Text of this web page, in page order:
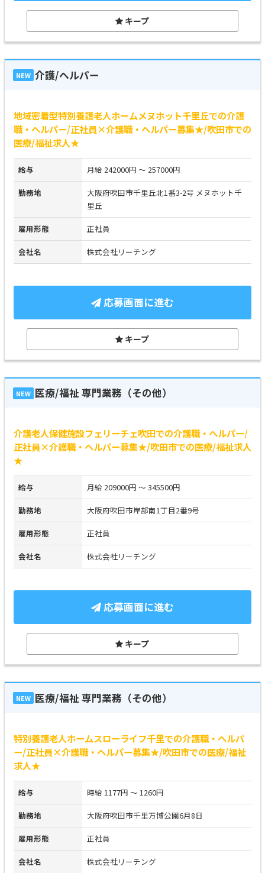
キープ
NEW 介護/ヘルパー
地域密着型特別養護老人ホームメヌホット千里丘での介護
職・ヘルパー/正社員×介護職・ヘルパー募集★/吹田市での
医療/福祉求人★
給与 月給 242000円 ～ 257000円
勤務地
大阪府吹田市千里丘北1番3-2号 メヌホット千
里丘
雇用形態 正社員
会社名 株式会社リーチング
応募画面に進む
キープ
NEW 医療/福祉 専門業務（その他）
介護老人保健施設フェリーチェ吹田での介護職・ヘルパー/
正社員×介護職・ヘルパー募集★/吹田市での医療/福祉求人
★
給与 月給 209000円 ～ 345500円
勤務地 大阪府吹田市岸部南1丁目2番9号
雇用形態 正社員
会社名 株式会社リーチング
応募画面に進む
キープ
NEW 医療/福祉 専門業務（その他）
特別養護老人ホームスローライフ千里での介護職・ヘルパ
ー/正社員×介護職・ヘルパー募集★/吹田市での医療/福祉
求人★
給与 時給 1177円 ～ 1260円
勤務地 大阪府吹田市千里万博公園6月8日
雇用形態 正社員
会社名 株式会社リーチング